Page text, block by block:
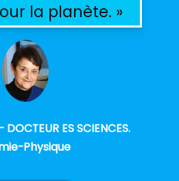
la planète. »
ES SCIENCES.
Physique